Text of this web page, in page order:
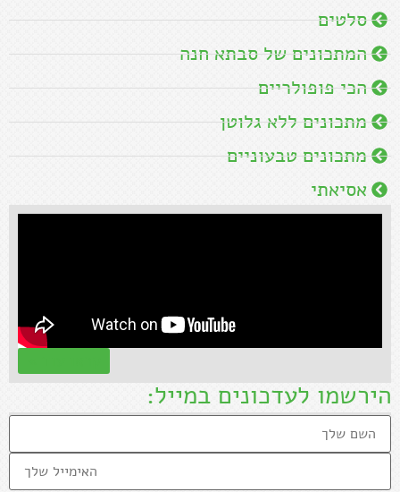
סלטים
המתכונים של סבתא חנה
הכי פופולריים
מתכונים ללא גלוטן
מתכונים טבעוניים
אסיאתי
הירשמו לעדכונים במייל: